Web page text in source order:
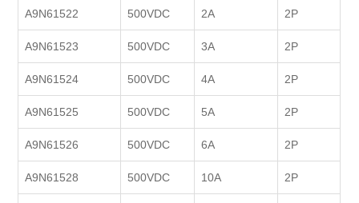
A9N61522 500VDC 2A 2P
A9N61523 500VDC 3A 2P
A9N61524 500VDC 4A 2P
A9N61525 500VDC 5A 2P
A9N61526 500VDC 6A 2P
A9N61528 500VDC 10A 2P